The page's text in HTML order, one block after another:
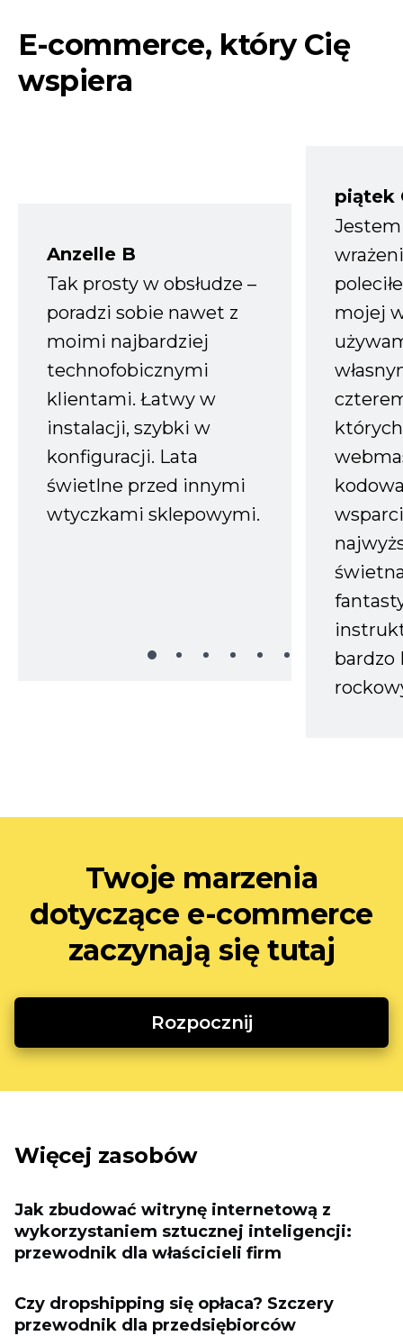
E-commerce, który Cię
wspiera
Anzelle B
Tak prosty w obsłudze –
poradzi sobie nawet z
moimi najbardziej
technofobicznymi
klientami. Łatwy w
instalacji, szybki w
konfiguracji. Lata
świetlne przed innymi
wtyczkami sklepowymi.
piątek
mojej
bardzo
Twoje marzenia
dotyczące e-commerce
zaczynają się tutaj
Rozpocznij
Więcej zasobów
Jak zbudować witrynę internetową z
wykorzystaniem sztucznej inteligencji:
przewodnik dla właścicieli firm
Czy dropshipping się opłaca? Szczery
przewodnik dla przedsiębiorców